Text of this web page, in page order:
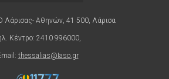
Λάρισας- Αθηνών, 41 500, Λάρισα
Κέντρο: 2410 996000,
thessalias@Iaso.gr